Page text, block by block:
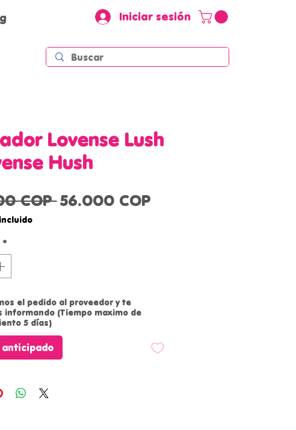
Iniciar sesión
Lovense Lush
Hush
COP Precio
56.000 COPPrecio
*
el pedido al proveedor y te
informando (Tiempo maximo de
5 días)
anticipado